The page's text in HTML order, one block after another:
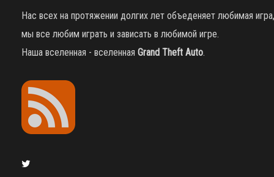
Нас всех на протяжении долгих лет объеденяет любимая игра,
мы все любим играть и зависать в любимой игре.
Наша вселенная - вселенная Grand Theft Auto.